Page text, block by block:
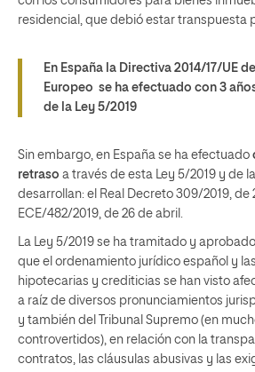
residencial, que debió estar transpuesta
En España la Directiva 2014/17/UE
Europeo se ha efectuado con 3
de la Ley 5/2019
Sin embargo, en España se ha efectuado
retraso a través de esta Ley 5/2019 y de
desarrollan: el Real Decreto 309/2019, de
ECE/482/2019, de 26 de abril.
La Ley 5/2019 se ha tramitado y
que el ordenamiento jurídico español y
hipotecarias y crediticias se han visto
a raíz de diversos pronunciamientos
y también del Tribunal Supremo (en
controvertidos), en relación con la
contratos, las cláusulas abusivas y las